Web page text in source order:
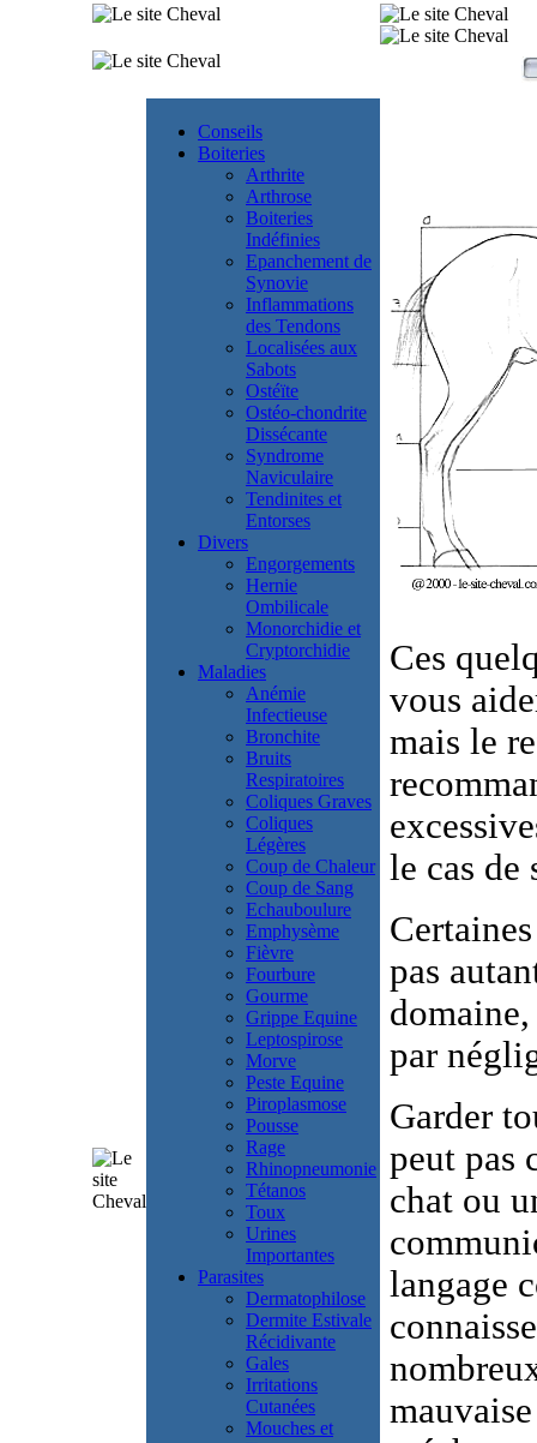
Conseils
Boiteries
Arthrite
Arthrose
Boiteries
Indéfinies
Epanchement de
Synovie
Inflammations
des Tendons
Localisées aux
Sabots
Ostéïte
Ostéo-chondrite
Dissécante
Syndrome
Naviculaire
Tendinites et
Entorses
Divers
Engorgements
Hernie
Ombilicale
Monorchidie et
Cryptorchidie
Maladies
Anémie
Infectieuse
Bronchite
Bruits
Respiratoires
Coliques Graves
Coliques
Légères
Coup de Chaleur
Coup de Sang
Echauboulure
Emphysème
Fièvre
Fourbure
Gourme
Grippe Equine
Leptospirose
Morve
Peste Equine
Piroplasmose
Pousse
Rage
Rhinopneumonie
Tétanos
Toux
Urines
Importantes
Parasites
Dermatophilose
Dermite Estivale
Récidivante
Gales
Irritations
Cutanées
Mouches et
Ces
vous
mais le
le cas de
pas
par
Garder
peut pas
chat ou
langage